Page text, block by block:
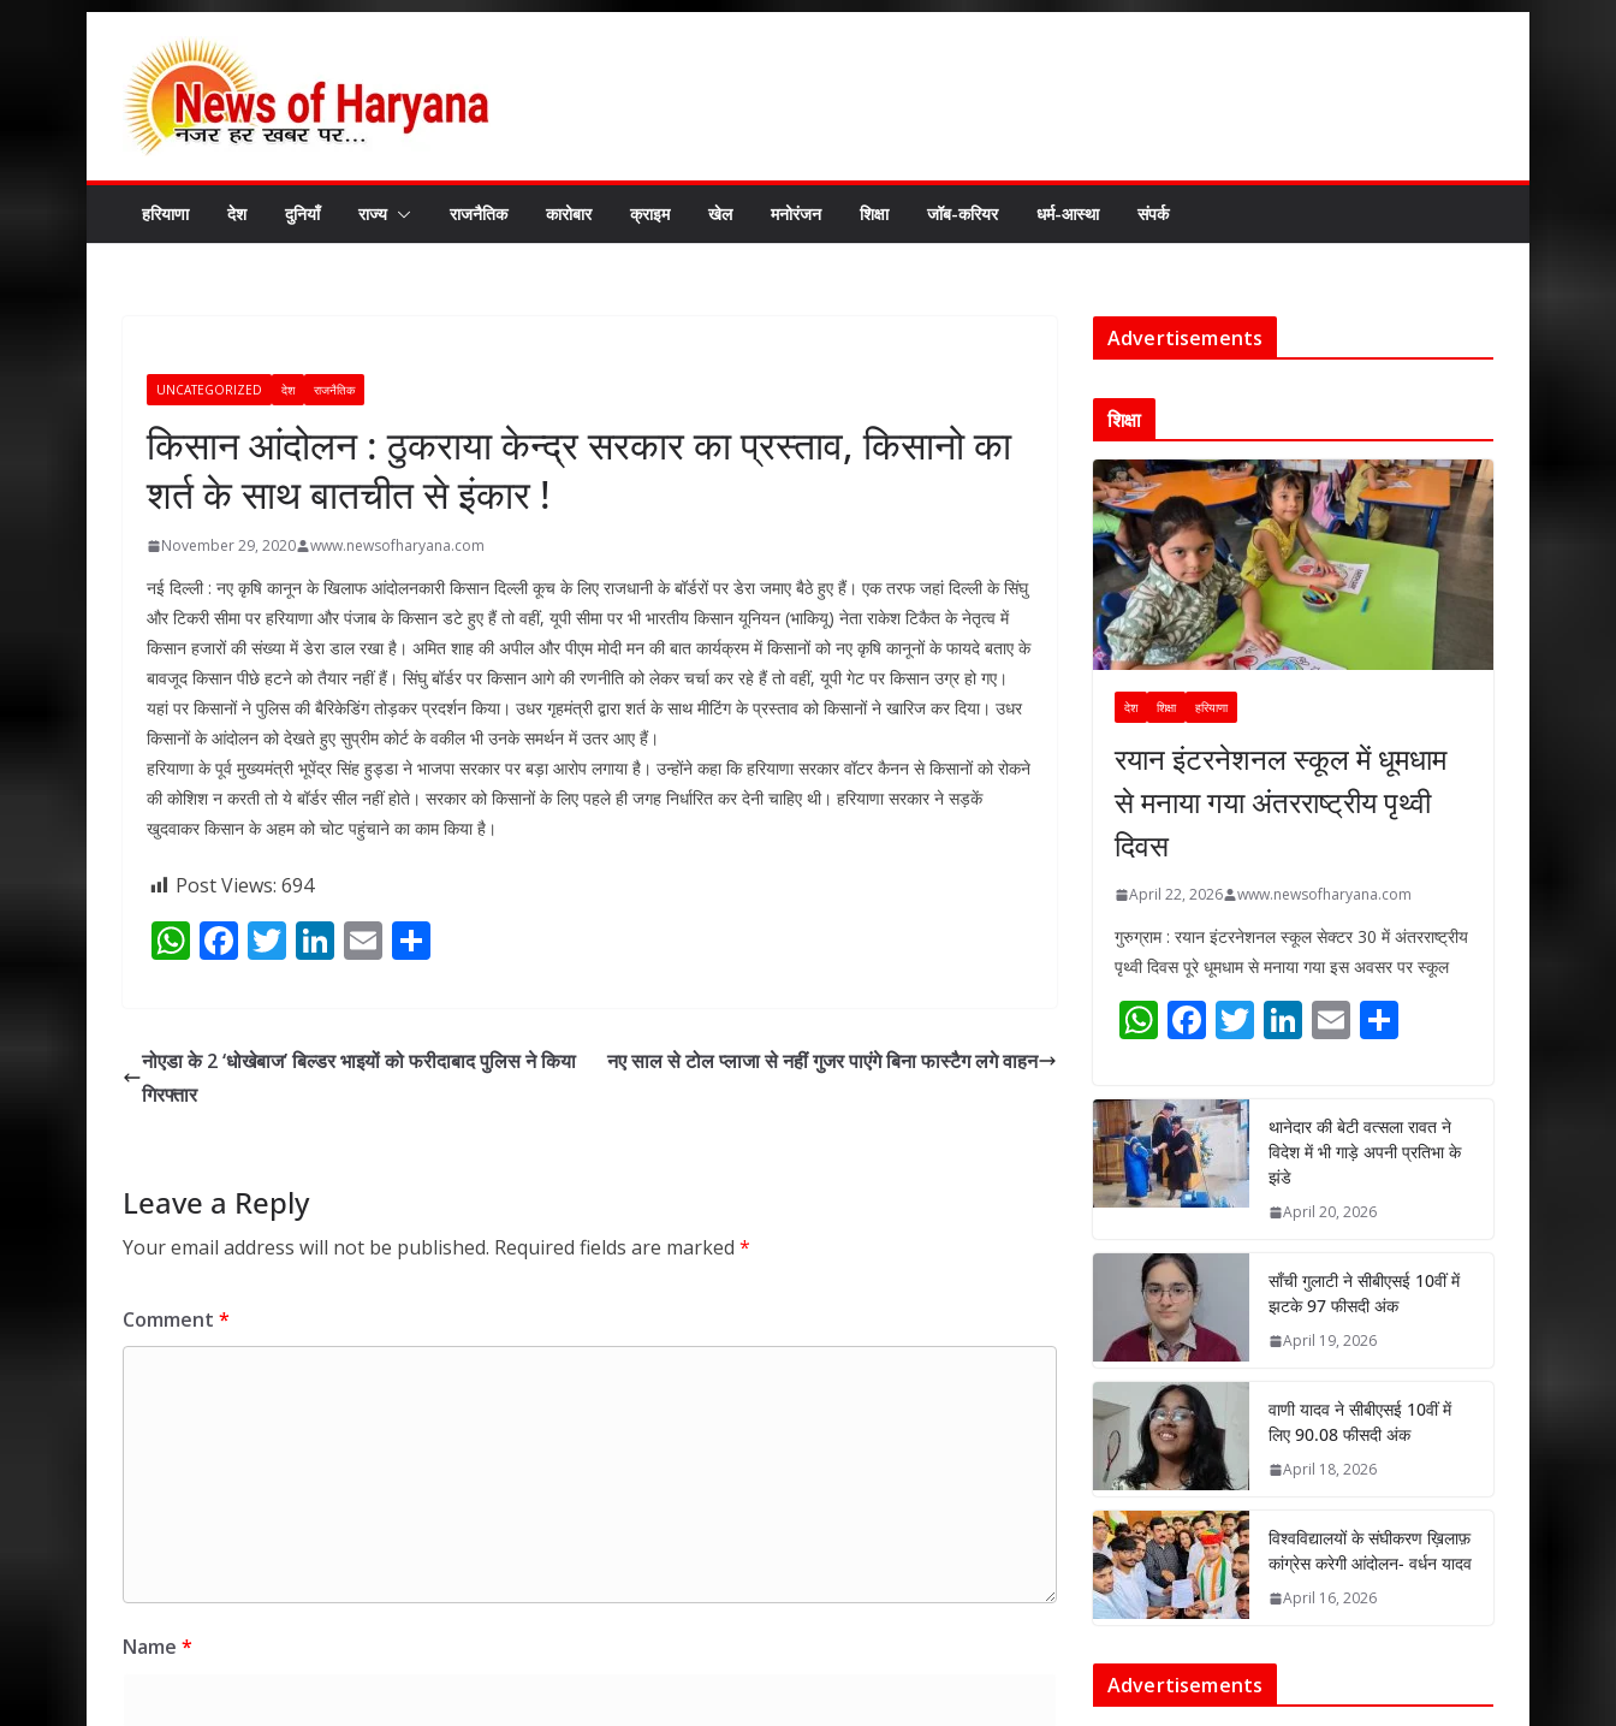
content
हरियाणा देश दुनियाँ राज्य राजनैतिक कारोबार क्राइम खेल मनोरंजन शिक्षा जॉब-करियर धर्म-आस्था संपर्क
UNCATEGORIZED देश राजनैतिक
किसान आंदोलन : ठुकराया केन्द्र सरकार का प्रस्ताव, किसानो का
शर्त के साथ बातचीत से इंकार !
November 29, 2020 www.newsofharyana.com
नई दिल्ली : नए कृषि कानून के खिलाफ आंदोलनकारी किसान दिल्ली कूच के लिए राजधानी के बॉर्डरों पर डेरा जमाए बैठे हुए हैं। एक तरफ जहां दिल्ली के सिंघु
और टिकरी सीमा पर हरियाणा और पंजाब के किसान डटे हुए हैं तो वहीं, यूपी सीमा पर भी भारतीय किसान यूनियन (भाकियू) नेता राकेश टिकैत के नेतृत्‍व में
किसान हजारों की संख्या में डेरा डाल रखा है। अमित शाह की अपील और पीएम मोदी मन की बात कार्यक्रम में किसानों को नए कृषि कानूनों के फायदे बताए के
बावजूद किसान पीछे हटने को तैयार नहीं हैं। सिंघु बॉर्डर पर किसान आगे की रणनीति को लेकर चर्चा कर रहे हैं तो वहीं, यूपी गेट पर किसान उग्र हो गए।
यहां पर किसानों ने पुलिस की बैरिकेडिंग तोड़कर प्रदर्शन किया। उधर गृहमंत्री द्वारा शर्त के साथ मीटिंग के प्रस्ताव को किसानों ने खारिज कर दिया। उधर
किसानों के आंदोलन को देखते हुए सुप्रीम कोर्ट के वकील भी उनके समर्थन में उतर आए हैं।
हरियाणा के पूर्व मुख्यमंत्री भूपेंद्र सिंह हुड्डा ने भाजपा सरकार पर बड़ा आरोप लगाया है। उन्होंने कहा कि हरियाणा सरकार वॉटर कैनन से किसानों को रोकने
की कोशिश न करती तो ये बॉर्डर सील नहीं होते। सरकार को किसानों के लिए पहले ही जगह निर्धारित कर देनी चाहिए थी। हरियाणा सरकार ने सड़कें
खुदवाकर किसान के अहम को चोट पहुंचाने का काम किया है।
Post Views: 694
W
s
A
F
b
T
er
Li
e
E
l e
नोएडा के 2 ‘धोखेबाज’ बिल्डर भाइयों को फरीदाबाद पुलिस ने किया
गिरफ्तार
नए साल से टोल प्लाजा से नहीं गुजर पाएंगे बिना फास्टैग लगे वाहन
Leave a Reply
Your email address will not be published. Required fields are marked *
Comment *
Name *
Advertisements
शिक्षा
देश शिक्षा हरियाणा
रयान इंटरनेशनल स्कूल में धूमधाम
से मनाया गया अंतरराष्ट्रीय पृथ्वी
दिवस
April 22, 2026 www.newsofharyana.com
गुरुग्राम : रयान इंटरनेशनल स्कूल सेक्टर 30 में अंतरराष्ट्रीय
पृथ्वी दिवस पूरे धूमधाम से मनाया गया इस अवसर पर स्कूल
W
at
s
A
p
p
F
e
b
o
o
k
T
er
Li
e
dI
n
E
l e
थानेदार की बेटी वत्सला रावत ने
विदेश में भी गाड़े अपनी प्रतिभा के
झंडे
April 20, 2026
साँची गुलाटी ने सीबीएसई 10वीं में
झटके 97 फीसदी अंक
April 19, 2026
वाणी यादव ने सीबीएसई 10वीं में
लिए 90.08 फीसदी अंक
April 18, 2026
विश्वविद्यालयों के संघीकरण ख़िलाफ़
कांग्रेस करेगी आंदोलन- वर्धन यादव
April 16, 2026
Advertisements